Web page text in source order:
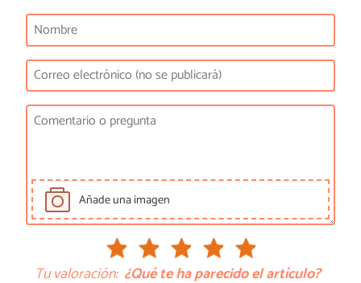
Añade una imagen
Tu valoración: ¿Qué te ha parecido el artículo?